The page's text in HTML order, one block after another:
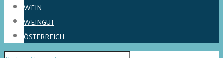
WEIN
WEINGUT
ÖSTERREICH